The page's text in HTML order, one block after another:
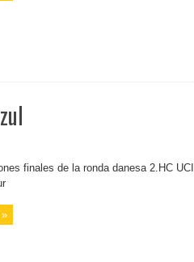
finales de la ronda danesa 2.HC UCI